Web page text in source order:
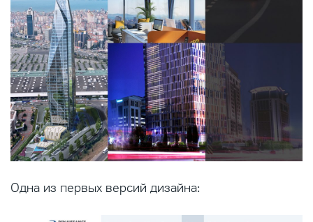
Одна из первых версий дизайна: